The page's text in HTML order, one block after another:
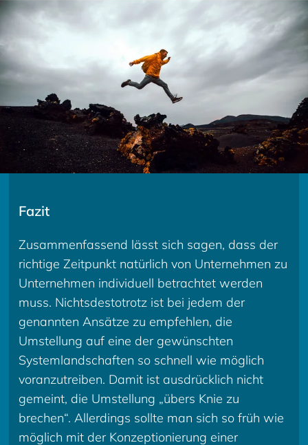
Fazit
Zusammenfassend lässt sich sagen, dass der
richtige Zeitpunkt natürlich von Unternehmen zu
Unternehmen individuell betrachtet werden
muss. Nichtsdestotrotz ist bei jedem der
genannten Ansätze zu empfehlen, die
Umstellung auf eine der gewünschten
Systemlandschaften so schnell wie möglich
voranzutreiben. Damit ist ausdrücklich nicht
gemeint, die Umstellung „übers Knie zu
brechen“. Allerdings sollte man sich so früh wie
möglich mit der Konzeptionierung einer